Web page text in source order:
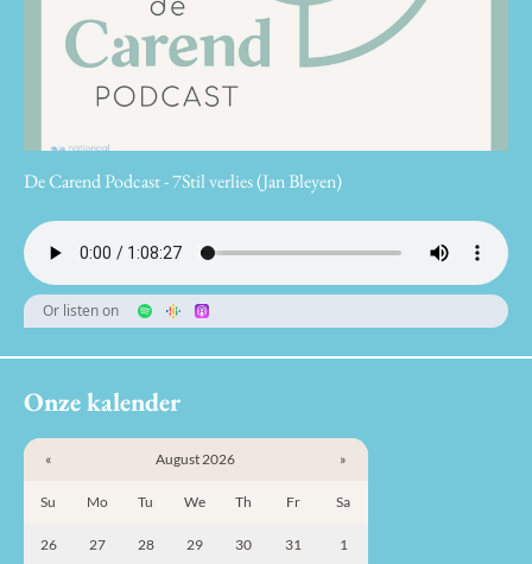
De Carend Podcast - 7Stil verlies (Jan Bleyen)
Or listen on
Onze kalender
« August 2026 »
Su Mo Tu We Th Fr Sa
26 27 28 29 30 31 1